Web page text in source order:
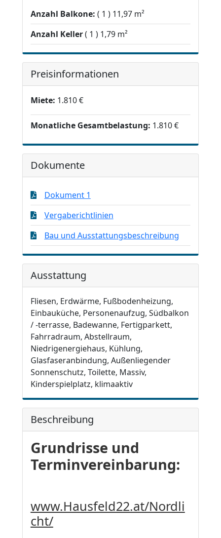
Anzahl Balkone:
1
11,97 m²
Anzahl Keller
1 1,79 m²
Preisinformationen
Miete: 1.810 €
Monatliche Gesamtbelastung: 1.810 €
Dokumente
Dokument 1
Vergaberichtlinien
Bau und Ausstattungsbeschreibung
Ausstattung
Fliesen, Erdwärme, Fußbodenheizung,
Einbauküche, Personenaufzug, Südbalkon
/ -terrasse, Badewanne, Fertigparkett,
Fahrradraum, Abstellraum,
Niedrigenergiehaus, Kühlung,
Glasfaseranbindung, Außenliegender
Sonnenschutz, Toilette, Massiv,
Kinderspielplatz, klimaaktiv
Beschreibung
Grundrisse und
Terminvereinbarung:
www.Hausfeld22.at/Nordli
cht/